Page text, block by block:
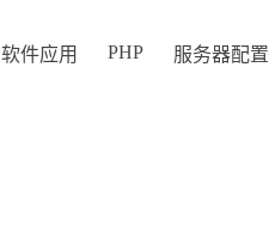
软件应用 PHP 服务器配置